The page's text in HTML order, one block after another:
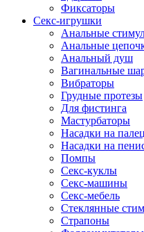
Фиксаторы
Секс-игрушки
Анальные
Анальные
Анальный душ
Вагинальные
Вибраторы
Грудные протезы
Для фистинга
Мастурбаторы
Насадки на палец
Насадки на
Помпы
Секс-куклы
Секс-машины
Секс-мебель
Стеклянные
Страпоны